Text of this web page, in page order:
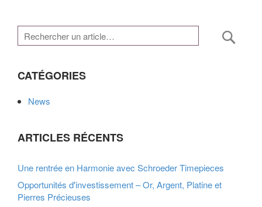
CATÉGORIES
News
ARTICLES RÉCENTS
Une rentrée en Harmonie avec Schroeder Timepieces
Opportunités d'investissement – Or, Argent, Platine et
Pierres Précieuses